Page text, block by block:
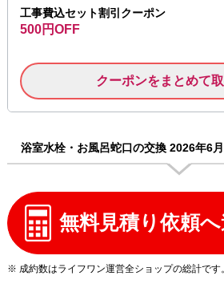
工事費込セット割引クーポン
500円OFF
クーポンをまとめて
浴室水栓・お風呂蛇口の交換 2026年6
無料見積り依頼
※ 成約数はライフワン運営全ショップの総計です。